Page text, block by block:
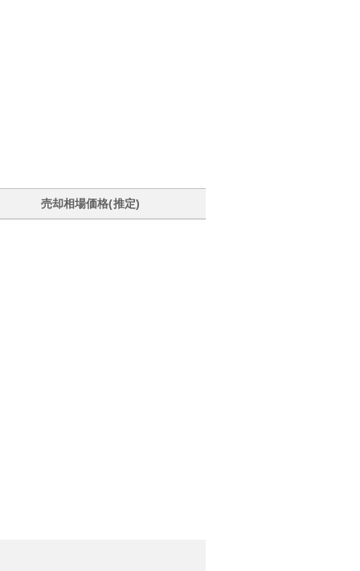
売却相場価格(推定)